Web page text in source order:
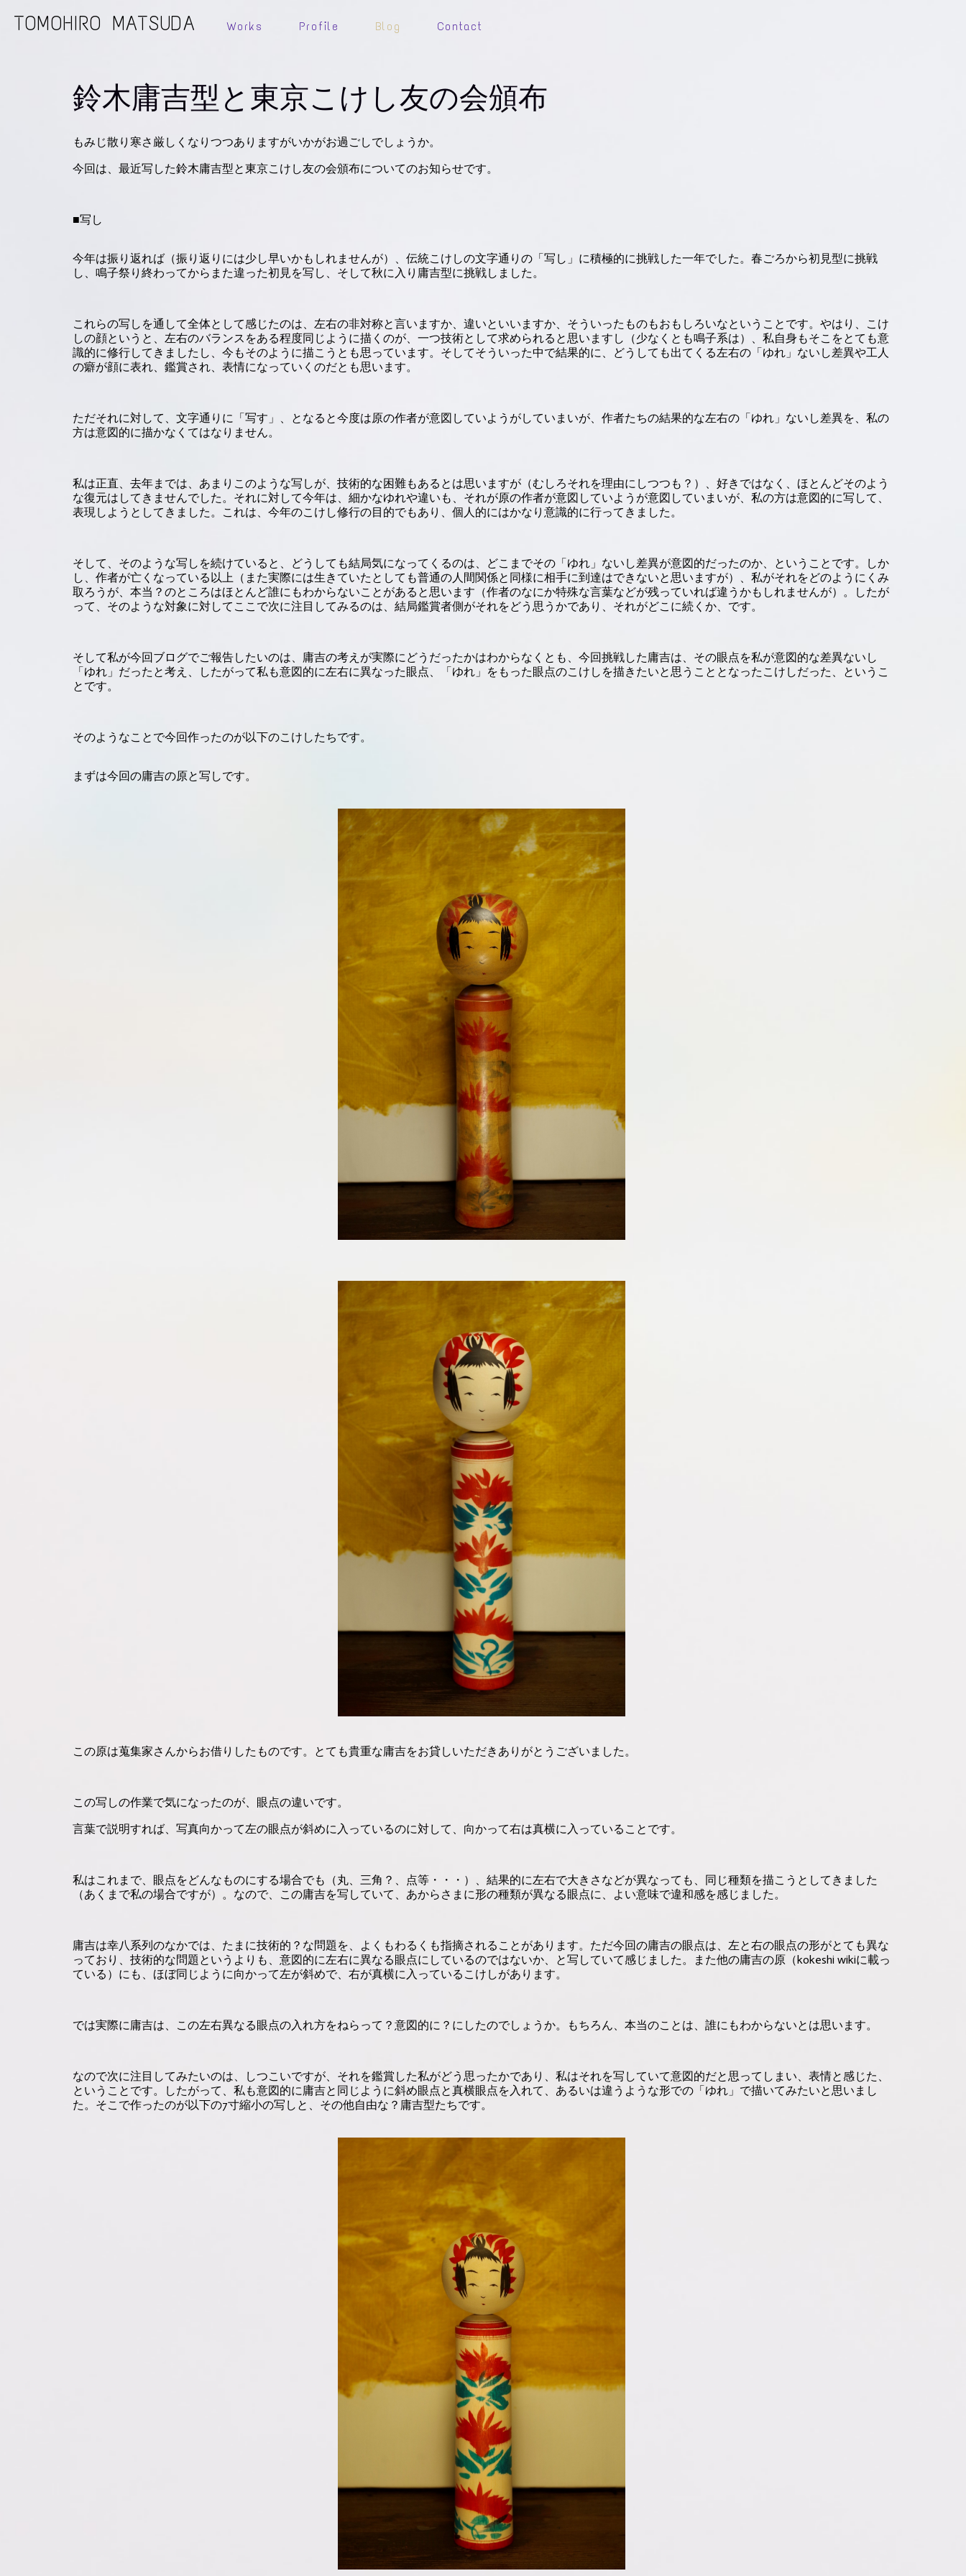
TOMOHIRO MATSUDA Works Profile Blog Contact
鈴木庸吉型と東京こけし友の会頒布
もみじ散り寒さ厳しくなりつつありますがいかがお過ごしでしょうか。
今回は、最近写した鈴木庸吉型と東京こけし友の会頒布についてのお知らせです。
■写し
今年は振り返れば（振り返りには少し早いかもしれませんが）、伝統こけしの文字通りの「写し」に積極的に挑戦した一年でした。春ごろから初見型に挑戦
し、鳴子祭り終わってからまた違った初見を写し、そして秋に入り庸吉型に挑戦しました。
これらの写しを通して全体として感じたのは、左右の非対称と言いますか、違いといいますか、そういったものもおもしろいなということです。やはり、こけ
しの顔というと、左右のバランスをある程度同じように描くのが、一つ技術として求められると思いますし（少なくとも鳴子系は）、私自身もそこをとても意
識的に修行してきましたし、今もそのように描こうとも思っています。そしてそういった中で結果的に、どうしても出てくる左右の「ゆれ」ないし差異や工人
の癖が顔に表れ、鑑賞され、表情になっていくのだとも思います。
ただそれに対して、文字通りに「写す」、となると今度は原の作者が意図していようがしていまいが、作者たちの結果的な左右の「ゆれ」ないし差異を、私の
方は意図的に描かなくてはなりません。
私は正直、去年までは、あまりこのような写しが、技術的な困難もあるとは思いますが（むしろそれを理由にしつつも？）、好きではなく、ほとんどそのよう
な復元はしてきませんでした。それに対して今年は、細かなゆれや違いも、それが原の作者が意図していようが意図していまいが、私の方は意図的に写して、
表現しようとしてきました。これは、今年のこけし修行の目的でもあり、個人的にはかなり意識的に行ってきました。
そして、そのような写しを続けていると、どうしても結局気になってくるのは、どこまでその「ゆれ」ないし差異が意図的だったのか、ということです。しか
し、作者が亡くなっている以上（また実際には生きていたとしても普通の人間関係と同様に相手に到達はできないと思いますが）、私がそれをどのようにくみ
取ろうが、本当？のところはほとんど誰にもわからないことがあると思います（作者のなにか特殊な言葉などが残っていれば違うかもしれませんが）。したが
って、そのような対象に対してここで次に注目してみるのは、結局鑑賞者側がそれをどう思うかであり、それがどこに続くか、です。
そして私が今回ブログでご報告したいのは、庸吉の考えが実際にどうだったかはわからなくとも、今回挑戦した庸吉は、その眼点を私が意図的な差異ないし
「ゆれ」だったと考え、したがって私も意図的に左右に異なった眼点、「ゆれ」をもった眼点のこけしを描きたいと思うこととなったこけしだった、というこ
とです。
そのようなことで今回作ったのが以下のこけしたちです。
まずは今回の庸吉の原と写しです。
この原は蒐集家さんからお借りしたものです。とても貴重な庸吉をお貸しいただきありがとうございました。
この写しの作業で気になったのが、眼点の違いです。
言葉で説明すれば、写真向かって左の眼点が斜めに入っているのに対して、向かって右は真横に入っていることです。
私はこれまで、眼点をどんなものにする場合でも（丸、三角？、点等・・・）、結果的に左右で大きさなどが異なっても、同じ種類を描こうとしてきました
（あくまで私の場合ですが）。なので、この庸吉を写していて、あからさまに形の種類が異なる眼点に、よい意味で違和感を感じました。
庸吉は幸八系列のなかでは、たまに技術的？な問題を、よくもわるくも指摘されることがあります。ただ今回の庸吉の眼点は、左と右の眼点の形がとても異な
っており、技術的な問題というよりも、意図的に左右に異なる眼点にしているのではないか、と写していて感じました。また他の庸吉の原（kokeshi wikiに載っ
ている）にも、ほぼ同じように向かって左が斜めで、右が真横に入っているこけしがあります。
では実際に庸吉は、この左右異なる眼点の入れ方をねらって？意図的に？にしたのでしょうか。もちろん、本当のことは、誰にもわからないとは思います。
なので次に注目してみたいのは、しつこいですが、それを鑑賞した私がどう思ったかであり、私はそれを写していて意図的だと思ってしまい、表情と感じた、
ということです。したがって、私も意図的に庸吉と同じように斜め眼点と真横眼点を入れて、あるいは違うような形での「ゆれ」で描いてみたいと思いまし
た。そこで作ったのが以下の7寸縮小の写しと、その他自由な？庸吉型たちです。